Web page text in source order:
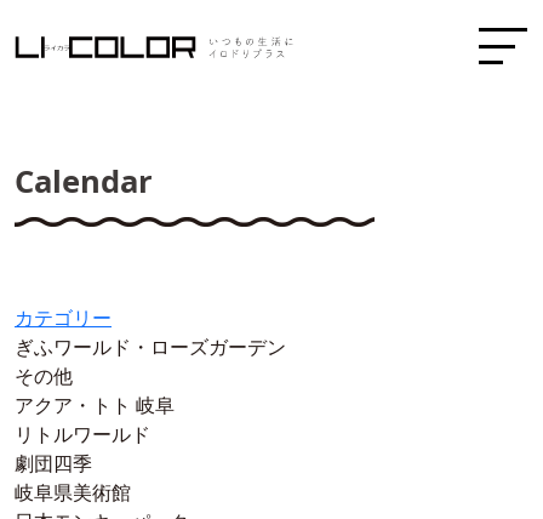
Calendar
カテゴリー
ぎふワールド・ローズガーデン
その他
アクア・トト 岐阜
リトルワールド
劇団四季
岐阜県美術館